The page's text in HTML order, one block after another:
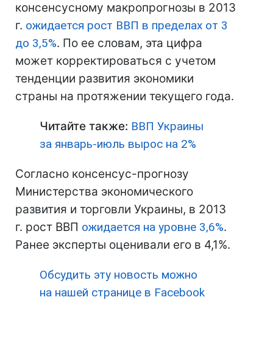
консенсусному макропрогнозы в 2013
г. ожидается рост ВВП в пределах от 3
до 3,5%. По ее словам, эта цифра
может корректироваться с учетом
тенденции развития экономики
страны на протяжении текущего года.
Читайте также: ВВП Украины
за январь-июль вырос на 2%
Согласно консенсус-прогнозу
Министерства экономического
развития и торговли Украины, в 2013
г. рост ВВП ожидается на уровне 3,6%.
Ранее эксперты оценивали его в 4,1%.
Обсудить эту новость можно
на нашей странице в Facebook